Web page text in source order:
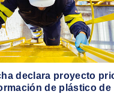
declara proyecto
de plástico de